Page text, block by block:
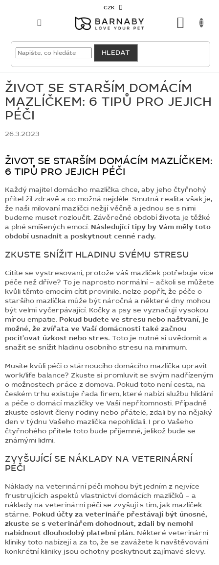
CZK
HLEDAT
VELKOODBĚRATEL
PSY
PRO
KOČKY
NOVINKY
OUTLET
SKLADOVKY
BLOG
BARNABY
ZNAČKY
WISH
LIST
KONTAKTY
ŽIVOT SE STARŠÍM DOMÁCÍM
MAZLÍČKEM: 6 TIPŮ PRO JEJICH
PÉČI
26.3.2023
ŽIVOT SE STARŠÍM DOMÁCÍM MAZLÍČKEM:
6 TIPŮ PRO JEJICH PÉČI
Každý majitel domácího mazlíčka chce, aby jeho čtyřnohý
přítel žil zdravě a co možná nejdéle. Smutná realita však je,
že naši milovaní mazlíčci nežijí věčně a jednou se s nimi
budeme muset rozloučit. Závěrečné období života je těžké
a plné smíšených emocí. Následující tipy by Vám měly toto
období usnadnit a poskytnout cenné rady.
ZKUSTE SNÍŽIT HLADINU SVÉMU STRESU
Cítíte se vystresovaní, protože váš mazlíček potřebuje více
péče než dříve? To je naprosto normální – ačkoli se můžete
kvůli těmto emocím cítit provinile, nelze popřít, že péče o
staršího mazlíčka může být náročná a některé dny mohou
být velmi vyčerpávající. Kočky a psy se vyznačují vysokou
mírou empatie. Pokud budete ve stresu nebo naštvaní, je
možné, že zvířata ve Vaší domácnosti také začnou
pociťovat úzkost nebo stres. Toto je nutné si uvědomit a
snažit se snížit hladinu osobního stresu na minimum.
Musíte kvůli péči o stárnoucího domácího mazlíčka upravit
work/life balance? Zkuste si promluvit se svým nadřízeným
o možnostech práce z domova. Pokud toto není cesta, na
českém trhu existuje řada firem, které nabízí službu hlídání
a péče o domácí mazlíčky ve Vaší nepřítomnosti. Případně
zkuste oslovit členy rodiny nebo přátele, zdali by na nějaký
den v týdnu Vašeho mazlíčka nepohlídali. I pro Vašeho
čtyřnohého přítele toto bude příjemné, jelikož bude se
známými lidmi.
ZVYŠUJÍCÍ SE NÁKLADY NA VETERINÁRNÍ
PÉČI
Náklady na veterinární péči mohou být jedním z nejvíce
frustrujících aspektů vlastnictví domácích mazlíčků – a
náklady na veterinární péči se zvyšují s tím, jak mazlíček
stárne. Pokud účty za veterináře přestávají být únosné,
zkuste se s veterinářem dohodnout, zdali by nemohl
nabídnout dlouhodobý platební plán. Některé veterinární
kliniky toto nabízejí a za to, že se zavážete k navštěvování
konkrétní kliniky jsou ochotny poskytnout zajímavé slevy.